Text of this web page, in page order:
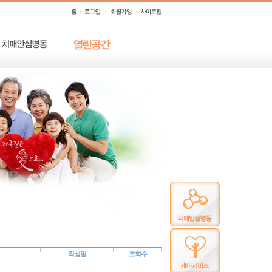
작성일 조회수